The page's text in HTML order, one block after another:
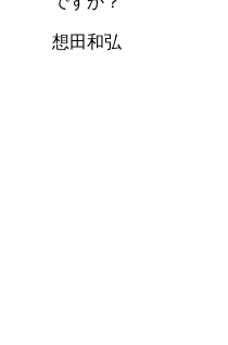
想田和弘